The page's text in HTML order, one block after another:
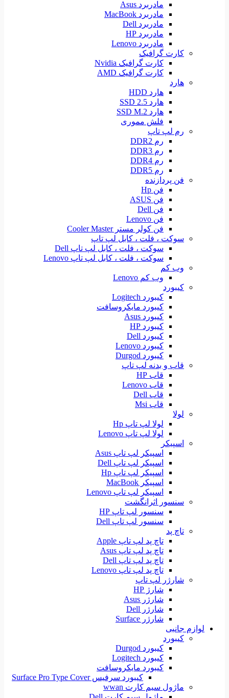
مادربرد Asus
مادربرد MacBook
مادربرد Dell
مادربرد HP
مادربرد Lenovo
کارت گرافیک
کارت گرافیک Nvidia
کارت گرافیک AMD
هارد
هارد HDD
هارد SSD 2.5
هارد SSD M.2
فلش مموری
رم لپ تاپ
رم DDR2
رم DDR3
رم DDR4
رم DDR5
فن پردازنده
فن Hp
فن ASUS
فن Dell
فن Lenovo
فن کولر مستر Cooler Master
سوکت ، فلت ، کابل لپ تاپ
سوکت ، فلت ، کابل لپ تاپ Dell
سوکت ، فلت ، کابل لپ تاپ Lenovo
وب کم
وب کم Lenovo
کیبورد
کیبورد Logitech
کیبورد مایکروسافت
کیبورد Asus
کیبورد HP
کیبورد Dell
کیبورد Lenovo
کیبورد Durgod
قاب و بدنه لپ تاپ
قاب HP
قاب Lenovo
قاب Dell
قاب Msi
لولا
لولا لپ تاپ Hp
لولا لپ تاپ Lenovo
اسپیکر
اسپیکر لپ تاپ Asus
اسپیکر لپ تاپ Dell
اسپیکر لپ تاپ Hp
اسپیکر MacBook
اسپیکر لپ تاپ Lenovo
سنسور اثرانگشت
سنسور لپ تاپ HP
سنسور لپ تاپ Dell
تاچ پد
تاچ پد لپ تاپ Apple
تاچ پد لپ تاپ Asus
تاچ پد لپ تاپ Dell
تاچ پد لپ تاپ Lenovo
شارژر لپ تاپ
شارژ HP
شارژر Asus
شارژر Dell
شارژر Surface
لوازم جانبی
کیبورد
کیبورد Durgod
کیبورد Logitech
کیبورد مایکروسافت
کیبورد سرفیس Surface Pro Type Cover
ماژول سیم کارت wwan